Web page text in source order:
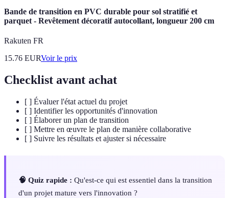
Bande de transition en PVC durable pour sol stratifié et
parquet - Revêtement décoratif autocollant, longueur 200 cm
Rakuten FR
15.76 EURVoir le prix
Checklist avant achat
[ ] Évaluer l'état actuel du projet
[ ] Identifier les opportunités d'innovation
[ ] Élaborer un plan de transition
[ ] Mettre en œuvre le plan de manière collaborative
[ ] Suivre les résultats et ajuster si nécessaire
🧠 Quiz rapide : Qu'est-ce qui est essentiel dans la transition
d'un projet mature vers l'innovation ?